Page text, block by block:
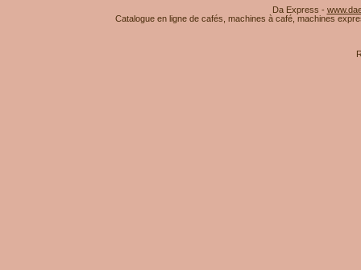
Da Express -
Catalogue en ligne de cafés, machines à café, machines